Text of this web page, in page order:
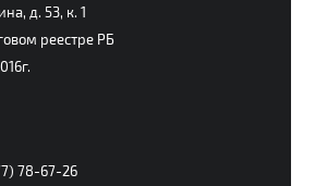
д. 53, к. 1
реестре РБ
78-67-26